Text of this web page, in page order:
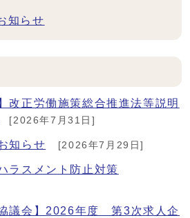
知らせ
改正労働施策総合推進法等説明
[2026年7月31日]
知らせ [2026年7月29日]
ラスメント防止対策
協議会】2026年度 第3次求人企